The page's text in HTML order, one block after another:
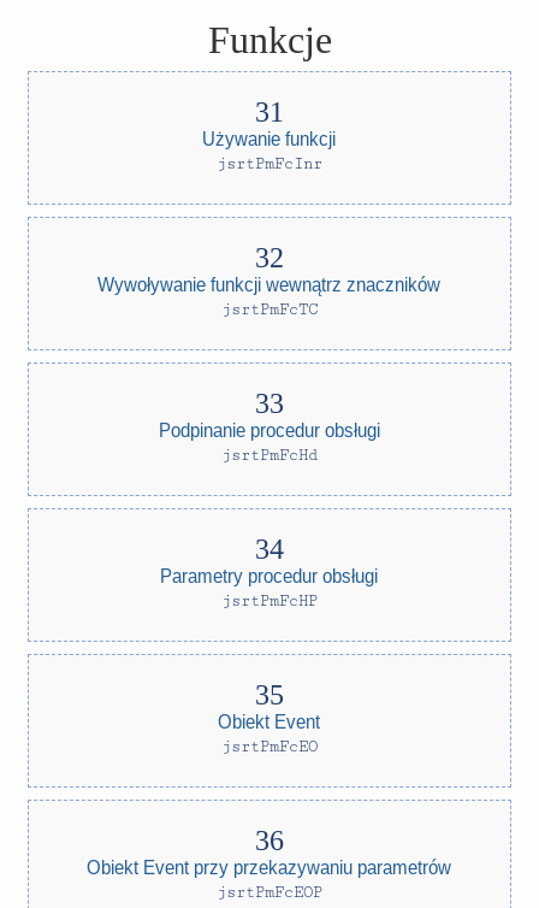
Funkcje
Używanie funkcji
jsrtPmFcInr
Wywoływanie funkcji wewnątrz znaczników
jsrtPmFcTC
Podpinanie procedur obsługi
jsrtPmFcHd
Parametry procedur obsługi
jsrtPmFcHP
Obiekt Event
jsrtPmFcEO
Obiekt Event przy przekazywaniu parametrów
jsrtPmFcEOP